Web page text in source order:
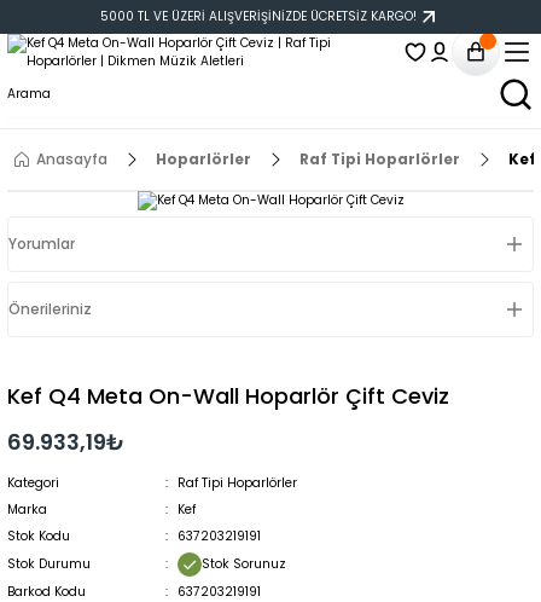
5000 TL VE ÜZERİ ALIŞVERİŞİNİZDE ÜCRETSİZ KARGO!
Anasayfa Hoparlörler Raf Tipi Hoparlörler Kef
Yorumlar
Önerileriniz
Kef Q4 Meta On-Wall Hoparlör Çift Ceviz
69.933,19₺
Kategori
Raf Tipi Hoparlörler
Marka
Kef
Stok Kodu
637203219191
Stok Durumu
Stok Sorunuz
Barkod Kodu
637203219191